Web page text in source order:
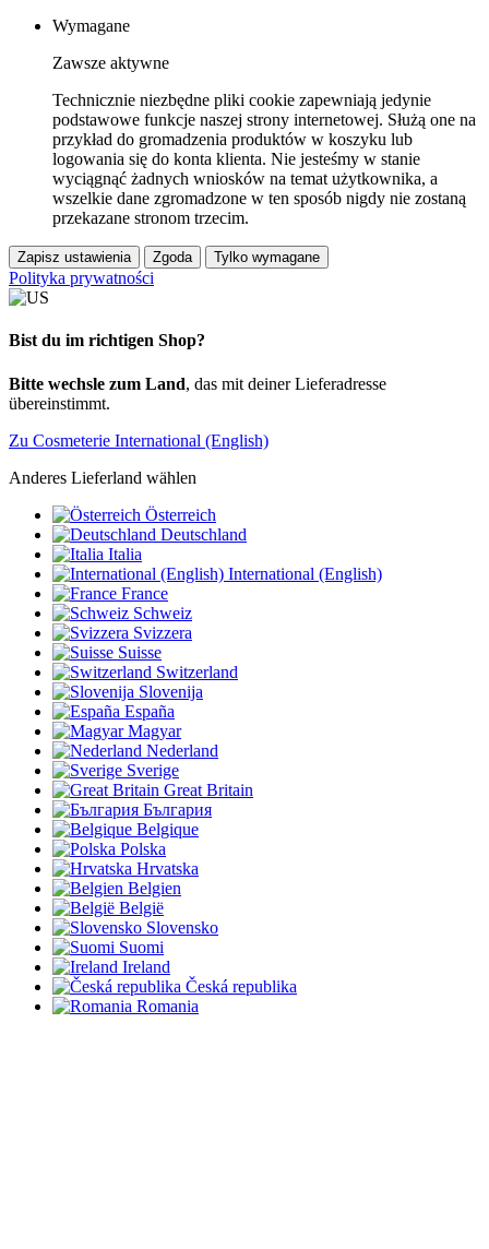
Wymagane
Zawsze aktywne
Technicznie niezbędne pliki cookie zapewniają jedynie
podstawowe funkcje naszej strony internetowej. Służą one na
przykład do gromadzenia produktów w koszyku lub
logowania się do konta klienta. Nie jesteśmy w stanie
wyciągnąć żadnych wniosków na temat użytkownika, a
wszelkie dane zgromadzone w ten sposób nigdy nie zostaną
przekazane stronom trzecim.
Zapisz ustawienia Zgoda Tylko wymagane
Polityka prywatności
Bist du im richtigen Shop?
Bitte wechsle zum Land, das mit deiner Lieferadresse
übereinstimmt.
Zu Cosmeterie International (English)
Anderes Lieferland wählen
Österreich
Deutschland
Italia
International (English)
France
Schweiz
Svizzera
Suisse
Switzerland
Slovenija
España
Magyar
Nederland
Sverige
Great Britain
България
Belgique
Polska
Hrvatska
Belgien
België
Slovensko
Suomi
Ireland
Česká republika
Romania